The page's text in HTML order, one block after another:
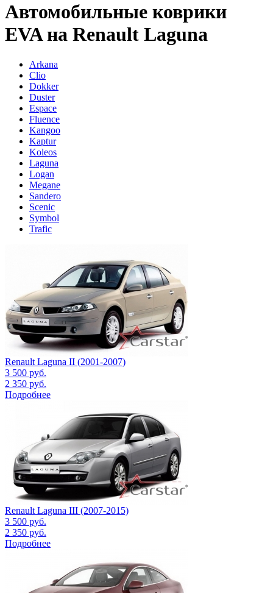
Автомобильные коврики
EVA на Renault Laguna
Arkana
Clio
Dokker
Duster
Espace
Fluence
Kangoo
Kaptur
Koleos
Laguna
Logan
Megane
Sandero
Scenic
Symbol
Trafic
Renault Laguna II (2001-2007)
3 500 руб.
2 350 руб.
Подробнее
Renault Laguna III (2007-2015)
3 500 руб.
2 350 руб.
Подробнее